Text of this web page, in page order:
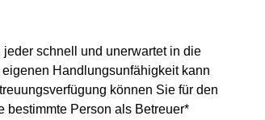
schnell und unerwartet in die
Handlungsunfähigkeit kann
können Sie für den
bestimmte Person als Betreuer*